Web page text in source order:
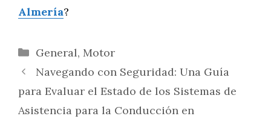
Almería?
Categorías
General, Motor
Navegando con Seguridad: Una Guía
para Evaluar el Estado de los Sistemas de
Asistencia para la Conducción en